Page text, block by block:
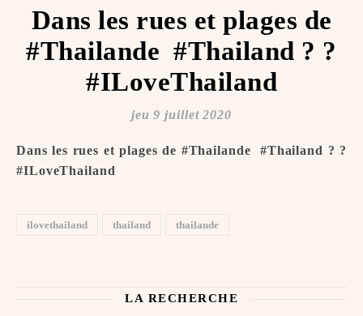
Dans les rues et plages de
#Thailande ️ #Thailand ? ?
#ILoveThailand
jeu 9 juillet 2020
Dans les rues et plages de #Thailande ️ #Thailand ? ?
#ILoveThailand
ilovethailand thailand thailande
LA RECHERCHE